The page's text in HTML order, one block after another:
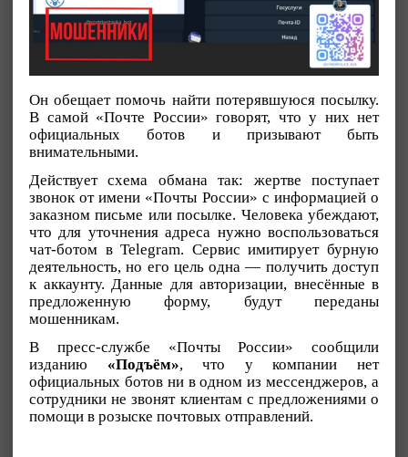
Он обещает помочь найти потерявшуюся посылку.
В самой «Почте России» говорят, что у них нет
официальных ботов и призывают быть
внимательными.
Действует схема обмана так: жертве поступает
звонок от имени «Почты России» с информацией о
заказном письме или посылке. Человека убеждают,
что для уточнения адреса нужно воспользоваться
чат-ботом в Telegram. Сервис имитирует бурную
деятельность, но его цель одна — получить доступ
к аккаунту. Данные для авторизации, внесённые в
предложенную форму, будут переданы
мошенникам.
В пресс-службе «Почты России» сообщили
изданию «Подъём», что у компании нет
официальных ботов ни в одном из мессенджеров, а
сотрудники не звонят клиентам с предложениями о
помощи в розыске почтовых отправлений.